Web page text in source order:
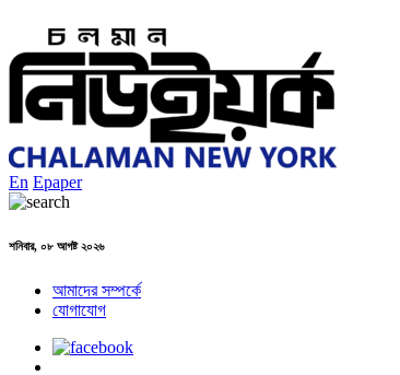
En Epaper
শনিবার, ০৮ আগষ্ট ২০২৬
আমাদের সম্পর্কে
যোগাযোগ